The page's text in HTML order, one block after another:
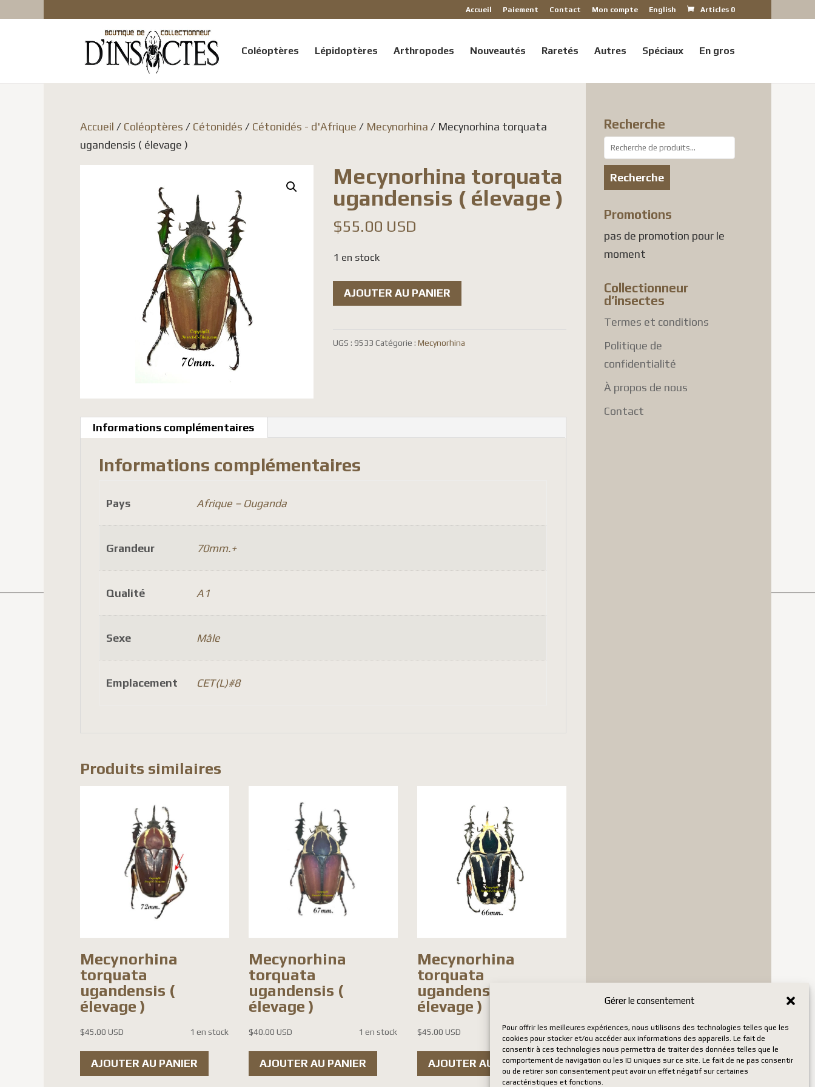
Gérer le consentement
Pour offrir les meilleures expériences, nous utilisons des technologies telles que les
cookies pour stocker et/ou accéder aux informations des appareils. Le fait de
consentir à ces technologies nous permettra de traiter des données telles que le
comportement de navigation ou les ID uniques sur ce site. Le fait de ne pas consentir
ou de retirer son consentement peut avoir un effet négatif sur certaines
caractéristiques et fonctions.
Accueil Paiement Contact Mon compte English Articles 0
Coléoptères Lépidoptères Arthropodes Nouveautés Raretés Autres Spéciaux En gros
Accueil / Coléoptères / Cétonidés / Cétonidés - d'Afrique / Mecynorhina / Mecynorhina torquata
ugandensis ( élevage )
Mecynorhina torquata
ugandensis ( élevage )
$55.00 USD
1 en stock
quantité
de
torquata
)
AJOUTER AU PANIER
UGS : 9533 Catégorie : Mecynorhina
Informations complémentaires
Informations complémentaires
Pays Afrique – Ouganda
Grandeur 70mm.+
Qualité A1
Sexe Mâle
Emplacement CET(L)#8
Produits similaires
Mecynorhina
torquata
ugandensis (
élevage )
$45.00 USD 1 en stock
AJOUTER AU PANIER
Mecynorhina
torquata
ugandensis (
élevage )
$40.00 USD 1 en stock
AJOUTER AU PANIER
Mecynorhina
torquata
ugandensis (
élevage )
$45.00 USD 1 en stock
AJOUTER AU PANIER
Recherche
Recherche
pour :
Recherche
Promotions
pas de promotion pour le
moment
Collectionneur
d’insectes
Termes et conditions
Politique de
confidentialité
À propos de nous
Contact